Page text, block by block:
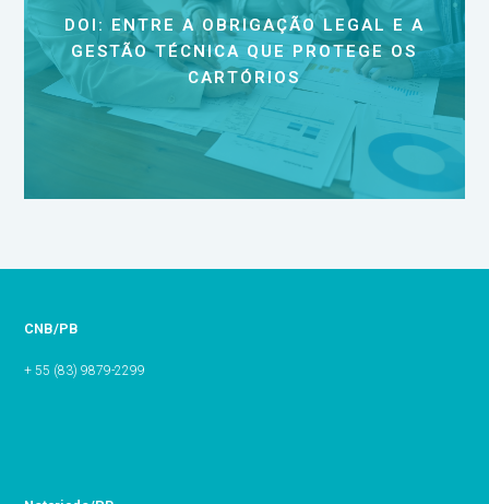
DOI: ENTRE A OBRIGAÇÃO LEGAL E A
GESTÃO TÉCNICA QUE PROTEGE OS
CARTÓRIOS
CNB/PB
+ 55 (83) 9879-2299